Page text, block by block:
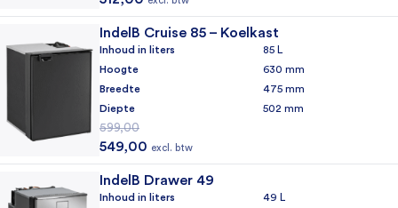
IndelB Cruise 85 – Koelkast
Inhoud in liters
85 L
Hoogte
630 mm
Breedte
475 mm
Diepte
502 mm
599,00
Oorspronkelijke prijs was: 599,00.
549,00 excl. btw
IndelB Drawer 49
Inhoud in liters
49 L